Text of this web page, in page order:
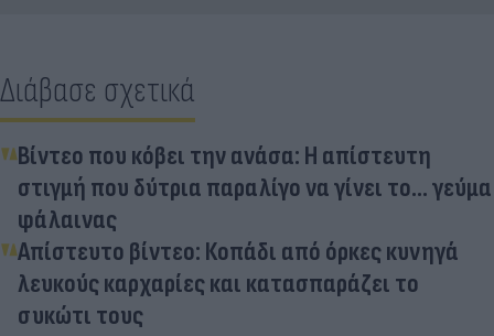
Διάβασε σχετικά
Βίντεο που κόβει την ανάσα: Η απίστευτη
στιγμή που δύτρια παραλίγο να γίνει το… γεύμα
φάλαινας
Απίστευτο βίντεο: Κοπάδι από όρκες κυνηγά
λευκούς καρχαρίες και κατασπαράζει το
συκώτι τους